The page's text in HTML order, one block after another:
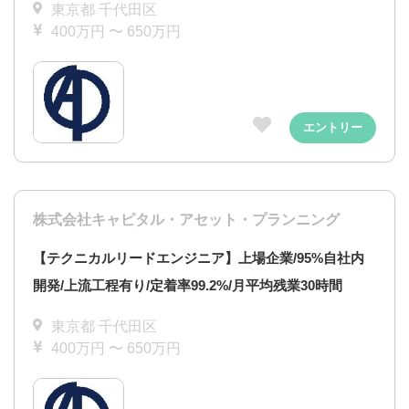
東京都 千代田区
400万円 〜 650万円
エントリー
株式会社キャピタル・アセット・プランニング
【テクニカルリードエンジニア】上場企業/95%自社内
開発/上流工程有り/定着率99.2%/月平均残業30時間
東京都 千代田区
400万円 〜 650万円